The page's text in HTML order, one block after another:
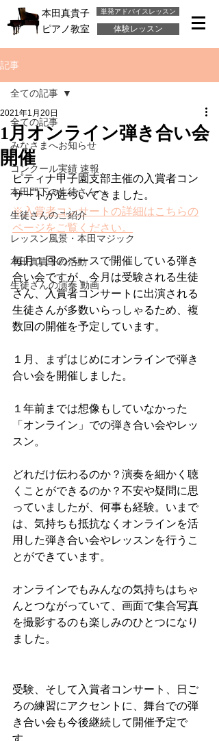
単発アドバイスレッスン
本田真貴子
ピアノ教室
体験レッスン
記事
全ての記事
みなさまへお知らせ
コンクール実績 速報
本田門下の生徒さんへ
生徒さんのご紹介
レッスン風景・本田マジック
本田真貴子の活動
生徒さんの演奏 動画
全ての記事
1月オンライン弾き合い会
開催
2021年1月20日
ピティナ甲子園支部主催の入賞者コン
サートが近づいてきました。
※入賞者コンサートの詳細はこちらの
ページをご覧ください。
毎月１回のペースで開催している弾き
合い会ですが、今月は受験される生徒
さん、入賞者コンサートに出演される
生徒さんが多数いらっしゃるため、複
数回の開催を予定しています。
１月、まずはじめにオンラインで弾き
合い会を開催しました。
１年前までは想像もしていなかった
「オンライン」での弾き合い会やレッ
スン。
どれだけ伝わるのか？演奏を細かく聴
くことができるのか？不安や疑問に思
っていましたが、何事も経験。いまで
は、気持ちも抵抗なくオンラインを活
用した弾き合い会やレッスンを行うこ
とができています。
オンラインでもみんなの気持ちはちゃ
んとつながっていて、画面で集合写真
を撮影するのも楽しみのひとつになり
ました。
受験、そして入賞者コンサート、日ご
ろの練習にアクセントに、舞台での弾
き合い会も今後継続して開催予定で
す。